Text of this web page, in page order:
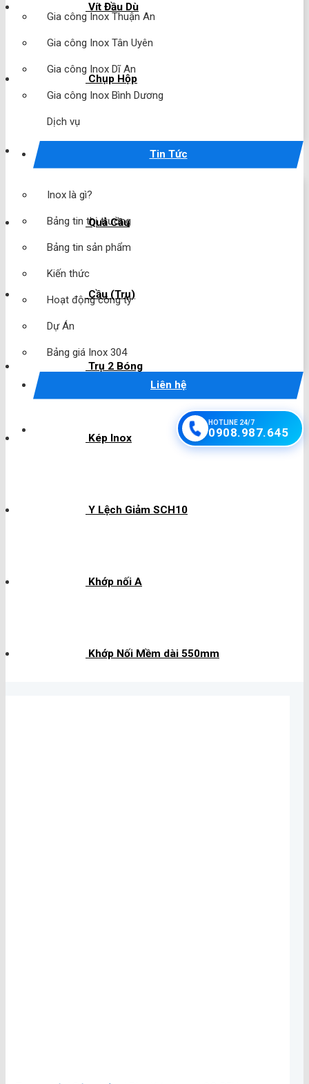
Gia công Inox Thuận An
Gia công Inox Tân Uyên
Gia công Inox Dĩ An
Gia công Inox Bình Dương
Dịch vụ
Tin Tức
Inox là gì?
Bảng tin thị trường
Bảng tin sản phẩm
Kiến thức
Hoạt động công ty
Dự Án
Bảng giá Inox 304
Liên hệ
HOTLINE 24/7
0908.987.645
Vít Đầu Dù
Chụp Hộp
Quả Cầu
Cầu (Trụ)
Trụ 2 Bóng
Kép Inox
Y Lệch Giảm SCH10
Khớp nối A
Khớp Nối Mềm dài 550mm